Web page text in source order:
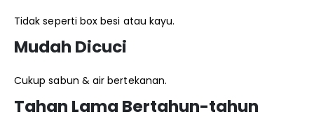
Tidak seperti box besi atau kayu.
Mudah Dicuci
Cukup sabun & air bertekanan.
Tahan Lama Bertahun-tahun